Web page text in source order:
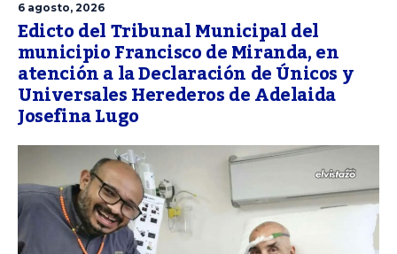
6 agosto, 2026
Edicto del Tribunal Municipal del
municipio Francisco de Miranda, en
atención a la Declaración de Únicos y
Universales Herederos de Adelaida
Josefina Lugo